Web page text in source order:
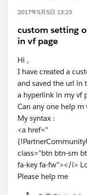
2017年5月5日 13:23
custom setting
in vf page
Hi ,
I have created a
and saved the url in
a hyperlink in my vf
Can any one help m
My syntax :
<a href="
class="btn btn-sm
fa-key fa-fw"></i>
Please help me